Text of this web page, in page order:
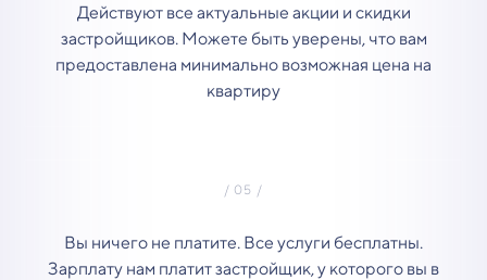
Действуют все актуальные акции и скидки
застройщиков. Можете быть уверены, что вам
предоставлена минимально возможная цена на
квартиру
Вы ничего не платите. Все услуги бесплатны.
Зарплату нам платит застройщик, у которого вы в